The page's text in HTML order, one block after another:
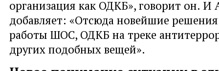
организация как ОДКБ», говорит он. И
добавляет: «Отсюда новейшие
работы ШОС, ОДКБ на треке
других подобных вещей».